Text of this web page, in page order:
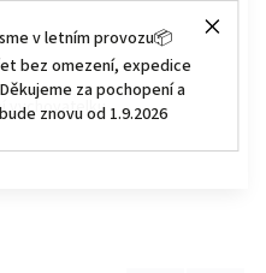
v letním provozu📦
bez omezení, expedice
za pochopení a
znovu od 1.9.2026
vychovatelku